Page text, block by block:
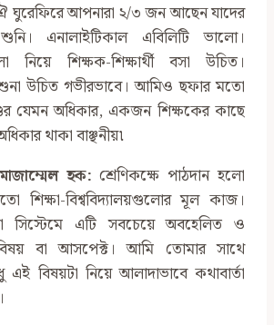
আপনারা ২/৩ জন আছেন যাদের
এনালাইটিকাল এবিলিটি ভালো।
নিয়ে শিক্ষক-শিক্ষার্থী বসা উচিত।
শুনা উচিত গভীরভাবে। আমিও ছফার মতো
যেমন অধিকার, একজন শিক্ষকের কাছে
থাকা বাঞ্ছনীয়৷
হক: শ্রেণিকক্ষে পাঠদান হলো
শিক্ষা-বিশ্ববিদ্যালয়গুলোর মূল কাজ।
এটি সবচেয়ে অবহেলিত ও
বা আসপেক্ট। আমি তোমার সাথে
বিষয়টা নিয়ে আলাদাভাবে কথাবার্তা